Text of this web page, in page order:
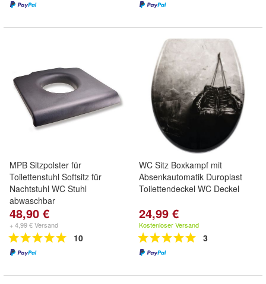
MPB Sitzpolster für
Toilettenstuhl Softsitz für
Nachtstuhl WC Stuhl
abwaschbar
48,90 €
+ 4,99 € Versand
10
WC Sitz Boxkampf mit
Absenkautomatik Duroplast
Toilettendeckel WC Deckel
24,99 €
Kostenloser Versand
3